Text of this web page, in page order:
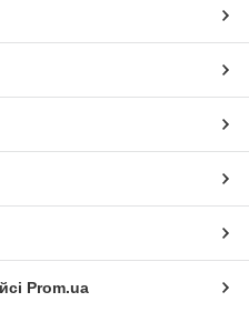
Prom.ua